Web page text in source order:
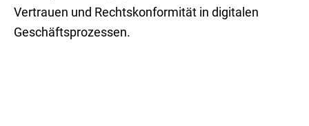
Vertrauen und Rechtskonformität in digitalen
Geschäftsprozessen.